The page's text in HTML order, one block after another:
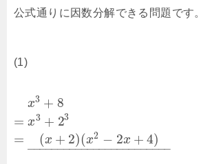
公式通りに因数分解できる問題です。
(1)
x3 + 8
= x3 + 23
= (x + 2)(x2 − 2x + 4)
– –
––––––––––––––––––––––